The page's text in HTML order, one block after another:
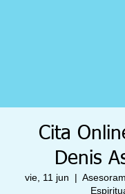
Cita
Denis
vie, 11 jun
  |